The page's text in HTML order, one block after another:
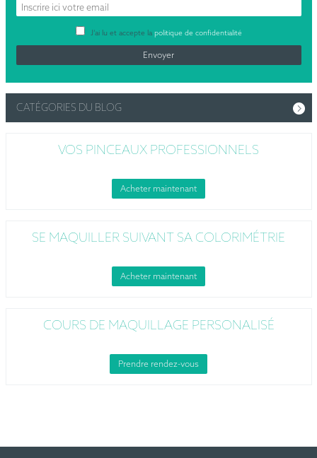
J’ai lu et accepte la politique de confidentialité
CATÉGORIES DU BLOG
VOS PINCEAUX PROFESSIONNELS
Acheter maintenant
SE MAQUILLER SUIVANT SA COLORIMÉTRIE
Acheter maintenant
COURS DE MAQUILLAGE PERSONALISÉ
Prendre rendez-vous